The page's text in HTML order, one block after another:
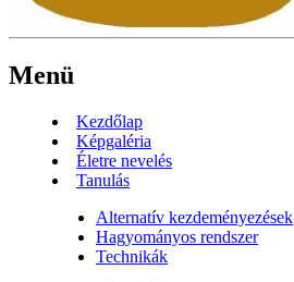
Menü
Kezdőlap
Képgaléria
Életre nevelés
Tanulás
Alternatív kezdeményezések
Hagyományos rendszer
Technikák